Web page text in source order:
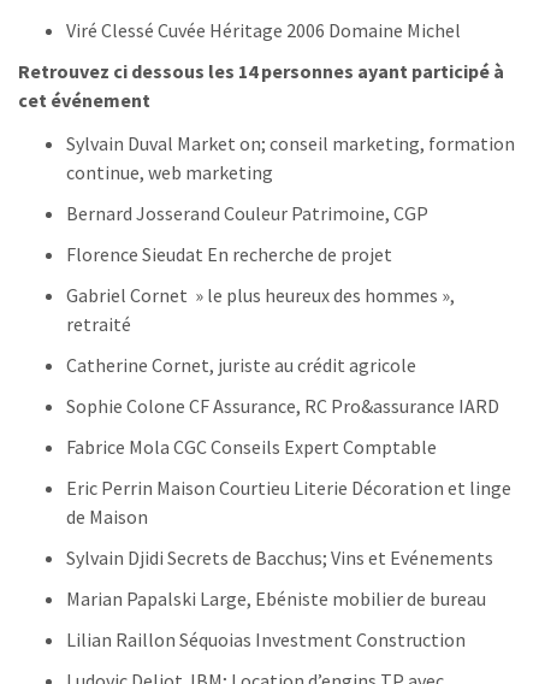
Viré Clessé Cuvée Héritage 2006 Domaine Michel
Retrouvez ci dessous les 14 personnes ayant participé à
cet événement
Sylvain Duval Market on; conseil marketing, formation
continue, web marketing
Bernard Josserand Couleur Patrimoine, CGP
Florence Sieudat En recherche de projet
Gabriel Cornet » le plus heureux des hommes »,
retraité
Catherine Cornet, juriste au crédit agricole
Sophie Colone CF Assurance, RC Pro&assurance IARD
Fabrice Mola CGC Conseils Expert Comptable
Eric Perrin Maison Courtieu Literie Décoration et linge
de Maison
Sylvain Djidi Secrets de Bacchus; Vins et Evénements
Marian Papalski Large, Ebéniste mobilier de bureau
Lilian Raillon Séquoias Investment Construction